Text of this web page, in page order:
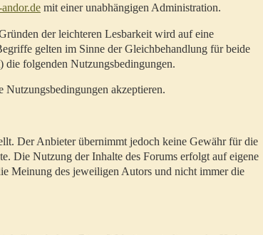
mit einer unabhängigen Administration.
der leichteren Lesbarkeit wird auf eine
gelten im Sinne der Gleichbehandlung für beide
folgenden Nutzungsbedingungen.
Nutzungsbedingungen akzeptieren.
Der Anbieter übernimmt jedoch keine Gewähr für die
Die Nutzung der Inhalte des Forums erfolgt auf eigene
Meinung des jeweiligen Autors und nicht immer die